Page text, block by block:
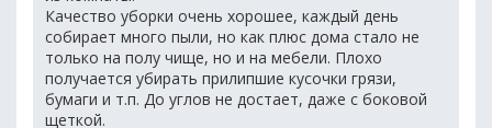
Качество уборки очень хорошее, каждый день
собирает много пыли, но как плюс дома стало не
только на полу чище, но и на мебели. Плохо
получается убирать прилипшие кусочки грязи,
бумаги и т.п. До углов не достает, даже с боковой
щеткой.